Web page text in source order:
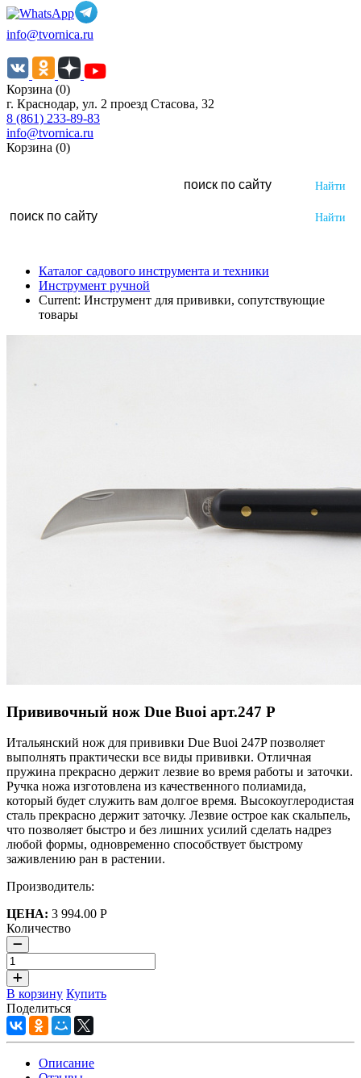
info@tvornica.ru
Корзина (0)
г. Краснодар, ул. 2 проезд Стасова, 32
8 (861) 233-89-83
info@tvornica.ru
Корзина (0)
Каталог садового инструмента и техники
Инструмент ручной
Current: Инструмент для прививки, сопутствующие
товары
Прививочный нож Due Buoi арт.247 Р
Итальянский нож для прививки Due Buoi 247P позволяет
выполнять практически все виды прививки. Отличная
пружина прекрасно держит лезвие во время работы и заточки.
Ручка ножа изготовлена из качественного полиамида,
который будет служить вам долгое время. Высокоуглеродистая
сталь прекрасно держит заточку. Лезвие острое как скальпель,
что позволяет быстро и без лишних усилий сделать надрез
любой формы, одновременно способствует быстрому
заживлению ран в растении.
Производитель:
ЦЕНА: 3 994.00 Р
Количество
В корзину Купить
Поделиться
Описание